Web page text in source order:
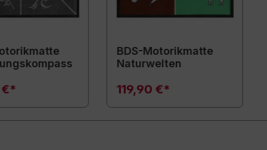
€*
BDS-Motorikmatte
Naturwelten
119,90 €*